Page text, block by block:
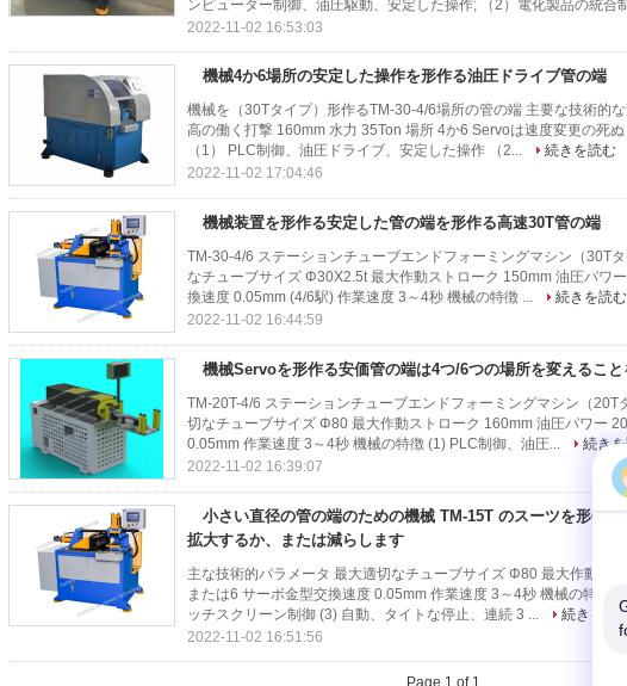
ンピューター制御、油圧駆動、安定した操作; （2）電化製品の統合
2022-11-02 16:53:03
機械4か6場所の安定した操作を形作る油圧ドライブ管の端
機械を（30Tタイプ）形作るTM-30-4/6場所の管の端 主要な技術的
高の働く打撃 160mm 水力 35Ton 場所 4か6 Servoは速度変更の死
（1） PLC制御、油圧ドライブ、安定した操作 （2...
続きを読む
2022-11-02 17:04:46
機械装置を形作る安定した管の端を形作る高速30T管の端
TM-30-4/6 ステーションチューブエンドフォーミングマシン（30T
なチューブサイズ Φ30X2.5t 最大作動ストローク 150mm 油圧パワ
換速度 0.05mm (4/6駅) 作業速度 3～4秒 機械の特徴 ...
続きを読む
2022-11-02 16:44:59
機械Servoを形作る安価管の端は4つ/6つの場所を変えること
TM-20T-4/6 ステーションチューブエンドフォーミングマシン（20T
切なチューブサイズ Φ80 最大作動ストローク 160mm 油圧パワー
0.05mm 作業速度 3～4秒 機械の特徴 (1) PLC制御、油圧...
続き
2022-11-02 16:39:07
小さい直径の管の端のための機械 TM-15T のスーツを形作る
拡大するか、または減らします
主な技術的パラメータ 最大適切なチューブサイズ Φ80 最大作動ス
または6 サーボ金型交換速度 0.05mm 作業速度 3～4秒 機械の特徴
ッチスクリーン制御 (3) 自動、タイトな停止、連続 3 ...
続きを読
2022-11-02 16:51:56
Page 1 of 1